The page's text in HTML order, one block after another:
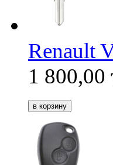
Renault
1 800,00